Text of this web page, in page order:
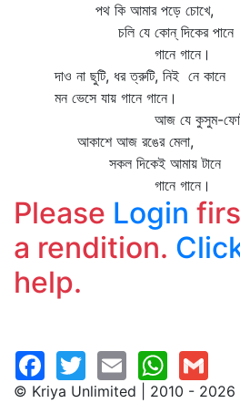
পথ কি আমার পড়ে চোখে,
চলি যে কোন্‌ দিকের পানে
গানে গানে।
দাও না ছুটি, ধর ত্রুটি, নিই নে কানে
মন ভেসে যায় গানে গানে।
আজ যে কুসুম-ফোটার
আকাশে আজ রঙের মেলা,
সকল দিকেই আমায় টানে
গানে গানে।
Please Login
a rendition.
help.
© Kriya Unlimited | 2010 - 2026